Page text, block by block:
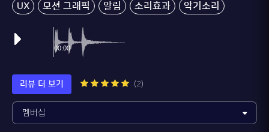
UX 모션 그래픽 알림 소리효과 악기소리
리뷰 더 보기 (2)